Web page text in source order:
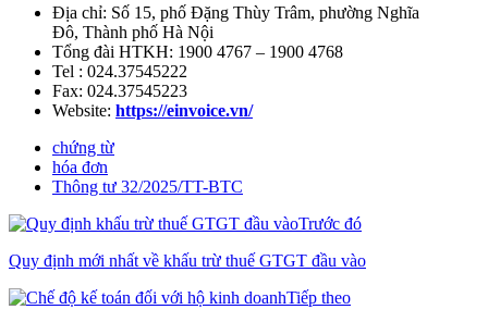
Địa chỉ: Số 15, phố Đặng Thùy Trâm, phường Nghĩa
Đô, Thành phố Hà Nội
Tổng đài HTKH: 1900 4767 – 1900 4768
Tel : 024.37545222
Fax: 024.37545223
Website: https://einvoice.vn/
chứng từ
hóa đơn
Thông tư 32/2025/TT-BTC
Trước đó
Quy định mới nhất về khấu trừ thuế GTGT đầu vào
Tiếp theo